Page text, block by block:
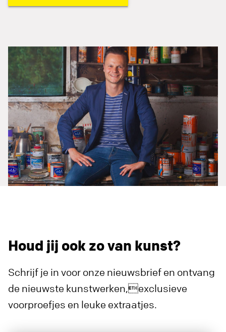
Houd jij ook zo van kunst?
Schrijf je in voor onze nieuwsbrief en ontvang
de nieuwste kunstwerken,exclusieve
voorproefjes en leuke extraatjes.